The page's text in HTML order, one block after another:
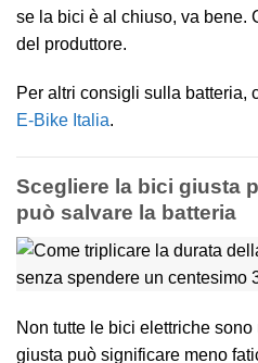
se la bici è al chiuso, va bene.
del produttore.
Per altri consigli sulla batteria,
E-Bike Italia.
Scegliere la bici giusta
può salvare la batteria
Non tutte le bici elettriche
giusta può significare meno